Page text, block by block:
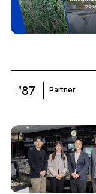
#87 Partner